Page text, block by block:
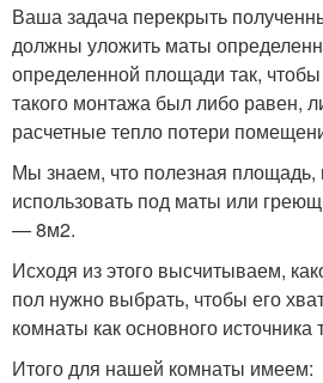
Ваша задача перекрыть
должны уложить маты
определенной площади так, чтобы
такого монтажа был либо равен,
расчетные тепло потери
Мы знаем, что полезная
использовать под маты или
— 8м2.
Исходя из этого высчитываем,
пол нужно выбрать, чтобы его
комнаты как основного источника
Итого для нашей комнаты имеем: